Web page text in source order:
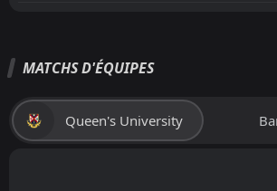
MATCHS D'ÉQUIPES
Queen's University